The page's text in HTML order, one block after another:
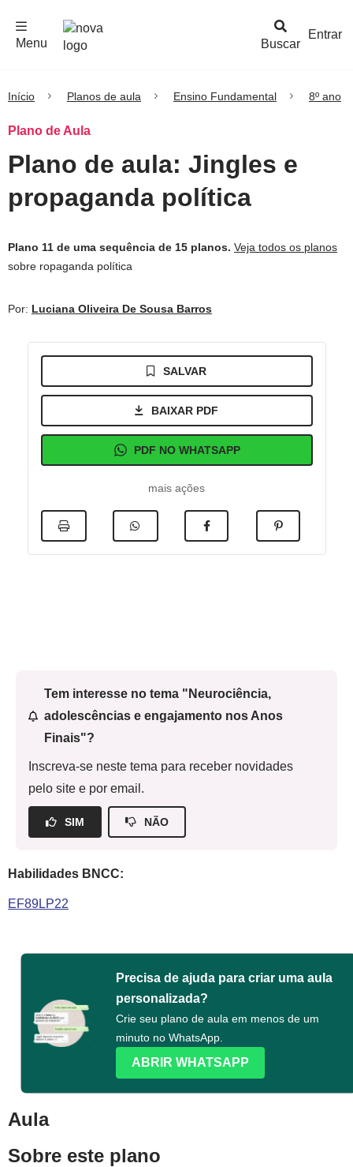
Buscar
Menu
Entrar
Início Planos de aula Ensino Fundamental 8º ano
Plano de Aula
Plano de aula: Jingles e
propaganda política
Plano 11 de uma sequência de 15 planos. Veja todos os planos
sobre ropaganda política
Por: Luciana Oliveira De Sousa Barros
SALVAR
BAIXAR PDF
PDF NO WHATSAPP
mais ações
Tem interesse no tema "Neurociência,
adolescências e engajamento nos Anos
Finais"?
Inscreva-se neste tema para receber novidades
pelo site e por email.
SIM NÃO
Habilidades BNCC:
EF89LP22
Precisa de ajuda para criar uma aula
personalizada?
Crie seu plano de aula em menos de um
minuto no WhatsApp.
ABRIR WHATSAPP
Aula
Sobre este plano